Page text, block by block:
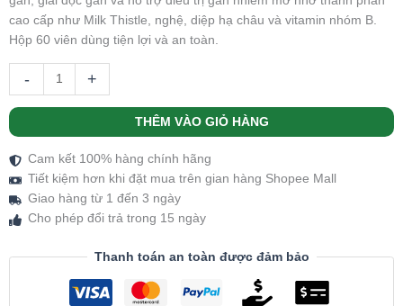
cao cấp như Milk Thistle, nghệ, diệp hạ châu và vitamin nhóm B.
Hộp 60 viên dùng tiện lợi và an toàn.
- +
THÊM VÀO GIỎ HÀNG
Cam kết 100% hàng chính hãng
Tiết kiệm hơn khi đặt mua trên gian hàng Shopee Mall
Giao hàng từ 1 đến 3 ngày
Cho phép đổi trả trong 15 ngày
Thanh toán an toàn được đảm bảo